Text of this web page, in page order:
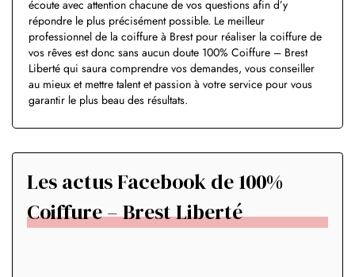
écoute avec attention chacune de vos questions afin d’y
répondre le plus précisément possible. Le meilleur
professionnel de la coiffure à Brest pour réaliser la coiffure de
vos rêves est donc sans aucun doute 100% Coiffure – Brest
Liberté qui saura comprendre vos demandes, vous conseiller
au mieux et mettre talent et passion à votre service pour vous
garantir le plus beau des résultats.
Les actus Facebook de 100%
Coiffure – Brest Liberté